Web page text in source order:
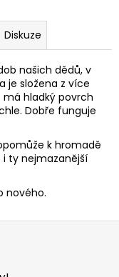
Diskuze
našich dědů, v
je složena z více
má hladký povrch
Dobře funguje
k hromadě
i ty nejmazanější
nového.